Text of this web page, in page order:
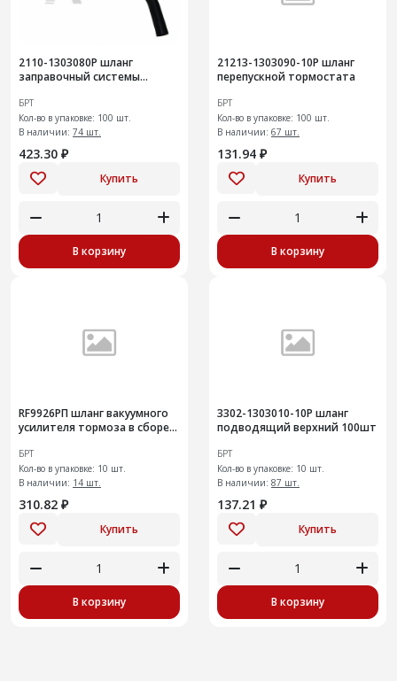
2110-1303080Р шланг
заправочный системы
БРТ
Кол-во в упаковке: 100 шт.
В наличии: 74 шт.
423.30 ₽
Купить
В корзину
21213-1303090-10Р шланг
перепускной тормостата
БРТ
Кол-во в упаковке: 100 шт.
В наличии: 67 шт.
131.94 ₽
Купить
В корзину
RF9926РП шланг вакуумного
усилителя тормоза в сборе
БРТ
Кол-во в упаковке: 10 шт.
В наличии: 14 шт.
310.82 ₽
Купить
В корзину
3302-1303010-10Р шланг
подводящий верхний 100шт
БРТ
Кол-во в упаковке: 10 шт.
В наличии: 87 шт.
137.21 ₽
Купить
В корзину